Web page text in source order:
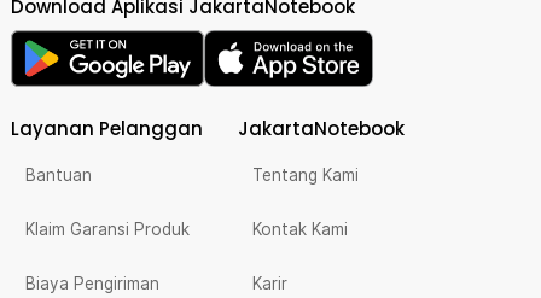
Download Aplikasi JakartaNotebook
Layanan Pelanggan
Bantuan
Klaim Garansi Produk
Biaya Pengiriman
JakartaNotebook
Tentang Kami
Kontak Kami
Karir